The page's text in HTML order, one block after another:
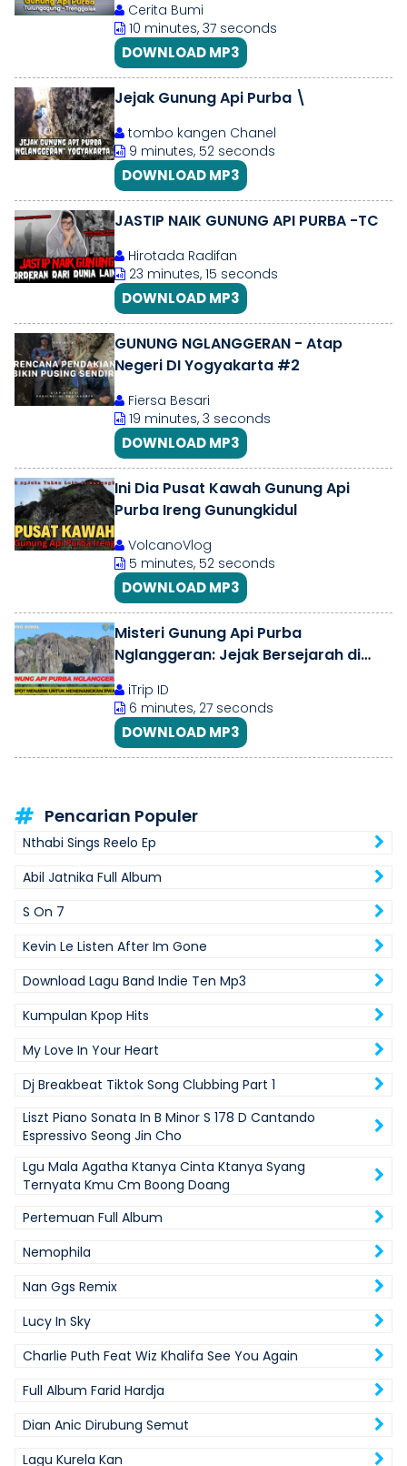
Cerita Bumi
10 minutes, 37 seconds
DOWNLOAD MP3
Jejak Gunung Api Purba \
tombo kangen Chanel
9 minutes, 52 seconds
DOWNLOAD MP3
JASTIP NAIK GUNUNG API PURBA -TC
Hirotada Radifan
23 minutes, 15 seconds
DOWNLOAD MP3
GUNUNG NGLANGGERAN - Atap
Negeri DI Yogyakarta #2
Fiersa Besari
19 minutes, 3 seconds
DOWNLOAD MP3
Ini Dia Pusat Kawah Gunung Api
Purba Ireng Gunungkidul
VolcanoVlog
5 minutes, 52 seconds
DOWNLOAD MP3
Misteri Gunung Api Purba
Nglanggeran: Jejak Bersejarah di
iTrip ID
6 minutes, 27 seconds
DOWNLOAD MP3
Pencarian Populer
Nthabi Sings Reelo Ep
Abil Jatnika Full Album
S On 7
Kevin Le Listen After Im Gone
Download Lagu Band Indie Ten Mp3
Kumpulan Kpop Hits
My Love In Your Heart
Dj Breakbeat Tiktok Song Clubbing Part 1
Liszt Piano Sonata In B Minor S 178 D Cantando
Espressivo Seong Jin Cho
Lgu Mala Agatha Ktanya Cinta Ktanya Syang
Ternyata Kmu Cm Boong Doang
Pertemuan Full Album
Nemophila
Nan Ggs Remix
Lucy In Sky
Charlie Puth Feat Wiz Khalifa See You Again
Full Album Farid Hardja
Dian Anic Dirubung Semut
Lagu Kurela Kan